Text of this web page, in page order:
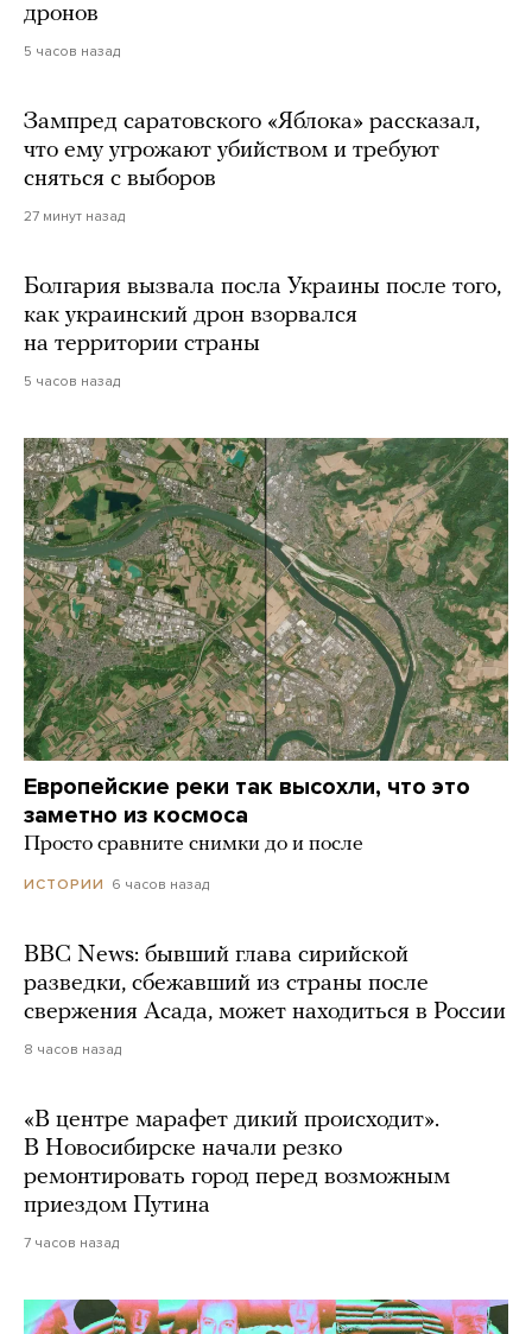
дронов
5 часов назад
Зампред саратовского «Яблока» рассказал,
что ему угрожают убийством и требуют
сняться с выборов
27 минут назад
Болгария вызвала посла Украины после того,
как украинский дрон взорвался
на территории страны
5 часов назад
Европейские реки так высохли, что это
заметно из космоса
Просто сравните снимки до и после
ИСТОРИИ 6 часов назад
BBC News: бывший глава сирийской
разведки, сбежавший из страны после
свержения Асада, может находиться в России
8 часов назад
«В центре марафет дикий происходит».
В Новосибирске начали резко
ремонтировать город перед возможным
приездом Путина
7 часов назад